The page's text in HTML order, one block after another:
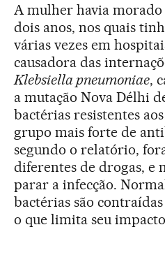
A mulher havia
dois anos, nos quais
várias vezes em
causadora das
Klebsiella pneumoniae,
a mutação Nova Délhi
bactérias resistentes
grupo mais forte de
segundo o relatório,
diferentes de drogas, e
parar a infecção.
bactérias são
o que limita seu